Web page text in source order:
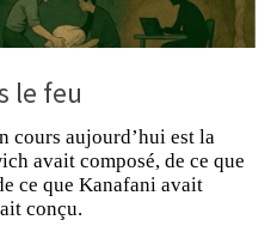
le feu
cours aujourd’hui est la
avait composé, de ce que
ce que Kanafani avait
conçu.